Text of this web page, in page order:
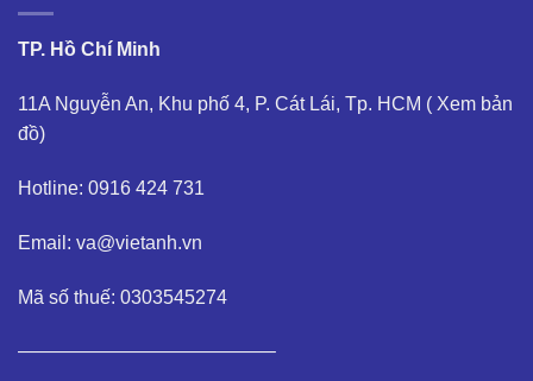
TP. Hồ Chí Minh
11A Nguyễn An, Khu phố 4, P. Cát Lái, Tp. HCM ( Xem bản
đồ)
Hotline: 0916 424 731
Email: va@vietanh.vn
Mã số thuế: 0303545274
—————————————–